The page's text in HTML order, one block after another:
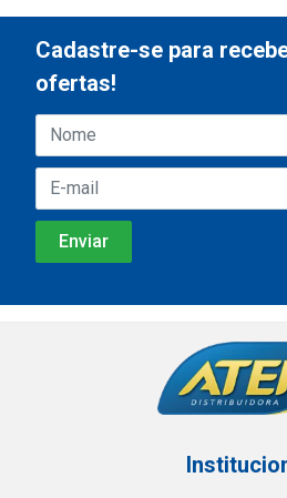
Cadastre-se para
ofertas!